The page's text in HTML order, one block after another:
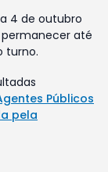
4 de outubro
até
turno.
Públicos
pela